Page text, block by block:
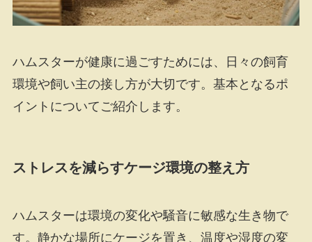
ハムスターが健康に過ごすためには、日々の飼育
環境や飼い主の接し方が大切です。基本となるポ
イントについてご紹介します。
ストレスを減らすケージ環境の整え方
ハムスターは環境の変化や騒音に敏感な生き物で
す。静かな場所にケージを置き、温度や湿度の変